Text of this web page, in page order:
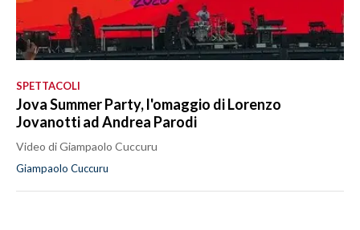
SPETTACOLI
Jova Summer Party, l'omaggio di Lorenzo
Jovanotti ad Andrea Parodi
Video di Giampaolo Cuccuru
Giampaolo Cuccuru